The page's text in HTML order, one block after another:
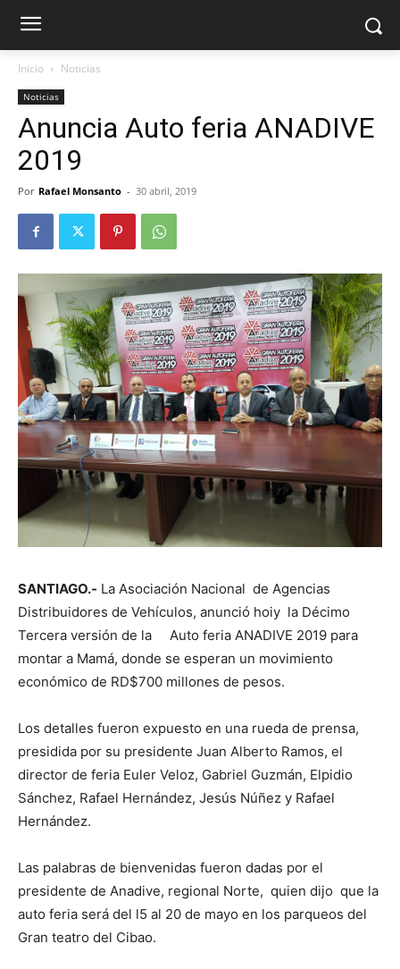
Inicio Noticias
Noticias
Anuncia Auto feria ANADIVE
2019
Por Rafael Monsanto - 30 abril, 2019
SANTIAGO.- La Asociación Nacional de Agencias
Distribuidores de Vehículos, anunció hoiy la Décimo
Tercera versión de la Auto feria ANADIVE 2019 para
montar a Mamá, donde se esperan un movimiento
económico de RD$700 millones de pesos.
Los detalles fueron expuesto en una rueda de prensa,
presidida por su presidente Juan Alberto Ramos, el
director de feria Euler Veloz, Gabriel Guzmán, Elpidio
Sánchez, Rafael Hernández, Jesús Núñez y Rafael
Hernández.
Las palabras de bienvenidas fueron dadas por el
presidente de Anadive, regional Norte, quien dijo que la
auto feria será del l5 al 20 de mayo en los parqueos del
Gran teatro del Cibao.